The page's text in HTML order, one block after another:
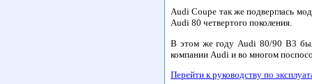
Audi Coupe так же подверглась
Audi 80 четвертого поколения.
В этом же году Audi 80/90 B3
компании Audi и во многом
Перейти к руководству по